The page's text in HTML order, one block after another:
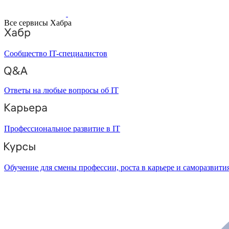
Все сервисы Хабра
Сообщество IT-специалистов
Ответы на любые вопросы об IT
Профессиональное развитие в IT
Обучение для смены профессии, роста в карьере и